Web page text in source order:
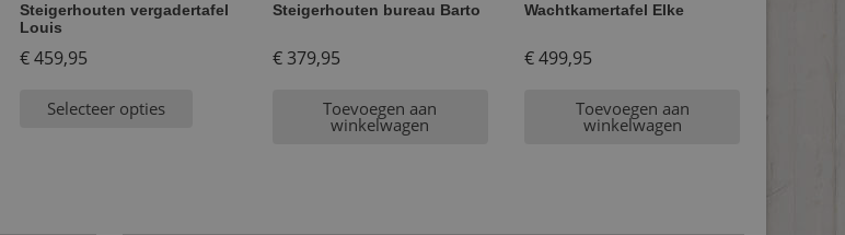
Steigerhouten vergadertafel
Louis
€459,95
Selecteer opties
Steigerhouten bureau Barto
€379,95
Toevoegen aan
winkelwagen
Wachtkamertafel Elke
€499,95
Toevoegen aan
winkelwagen